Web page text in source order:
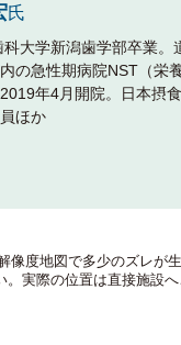
氏
大学新潟歯学部卒業。
の急性期病院NST（栄
年4月開院。日本摂
ほか
像度地図で多少のズレが
実際の位置は直接施設へ